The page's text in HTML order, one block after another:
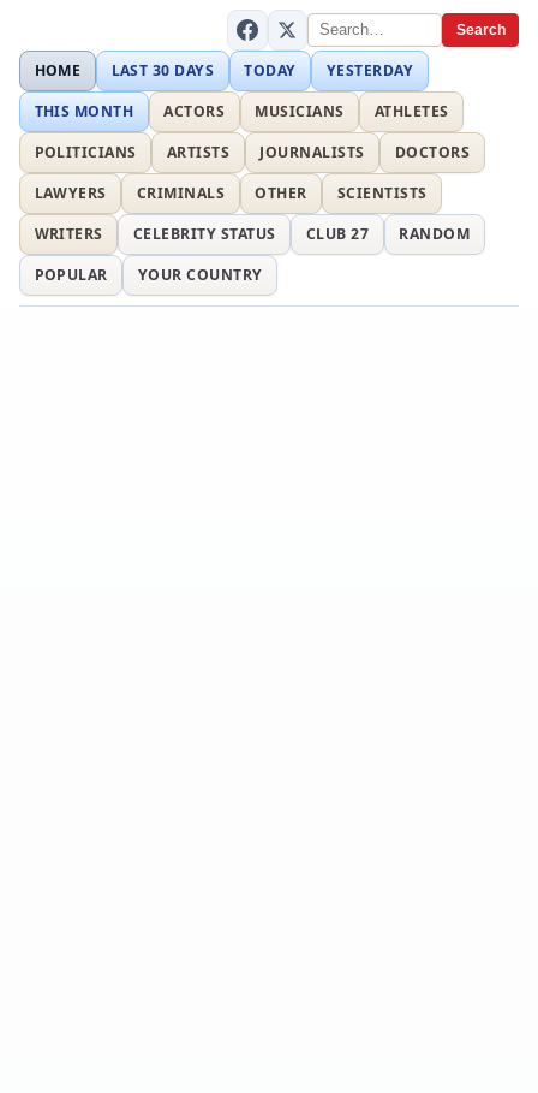
Search
HOME LAST 30 DAYS TODAY
YESTERDAY
THIS MONTH
ACTORS MUSICIANS
ATHLETES
POLITICIANS
ARTISTS JOURNALISTS
DOCTORS
LAWYERS
CRIMINALS OTHER
SCIENTISTS
WRITERS
CELEBRITY STATUS CLUB 27
RANDOM
POPULAR
YOUR COUNTRY